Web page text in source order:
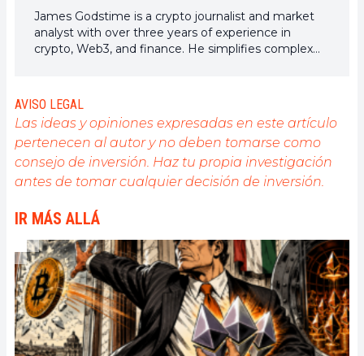
James Godstime is a crypto journalist and market
analyst with over three years of experience in
crypto, Web3, and finance. He simplifies complex
passionately.
AVISO LEGAL
Las ideas y opiniones expresadas en este artículo
pertenecen al autor y no deben tomarse como
consejo de inversión. Haz tu propia investigación
antes de tomar cualquier decisión de inversión.
IR MÁS ALLÁ